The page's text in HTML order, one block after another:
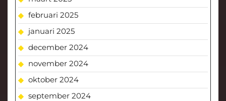
februari 2025
januari 2025
december 2024
november 2024
oktober 2024
september 2024